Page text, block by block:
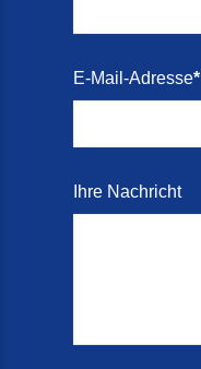
E-Mail-Adresse*
Ihre Nachricht